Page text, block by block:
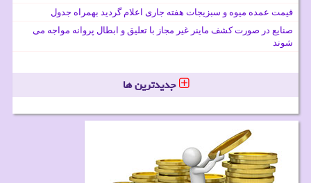
قیمت عمده میوه و سبزیجات هفته جاری اعلام گردید بهمراه جدول
صنایع در صورت کشف ماینر غیر مجاز با تعلیق و ابطال پروانه مواجه می
شوند
جدیدترین ها